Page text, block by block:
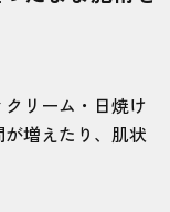
リーム・日焼け
増えたり、肌状